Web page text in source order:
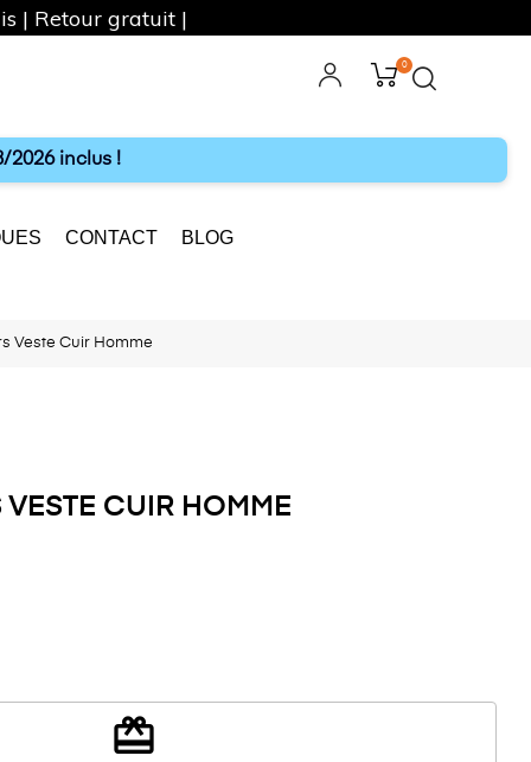
0
2026 inclus !
CONTACT BLOG
Veste Cuir Homme
CUIR HOMME
redeem
| Retour gratuit |